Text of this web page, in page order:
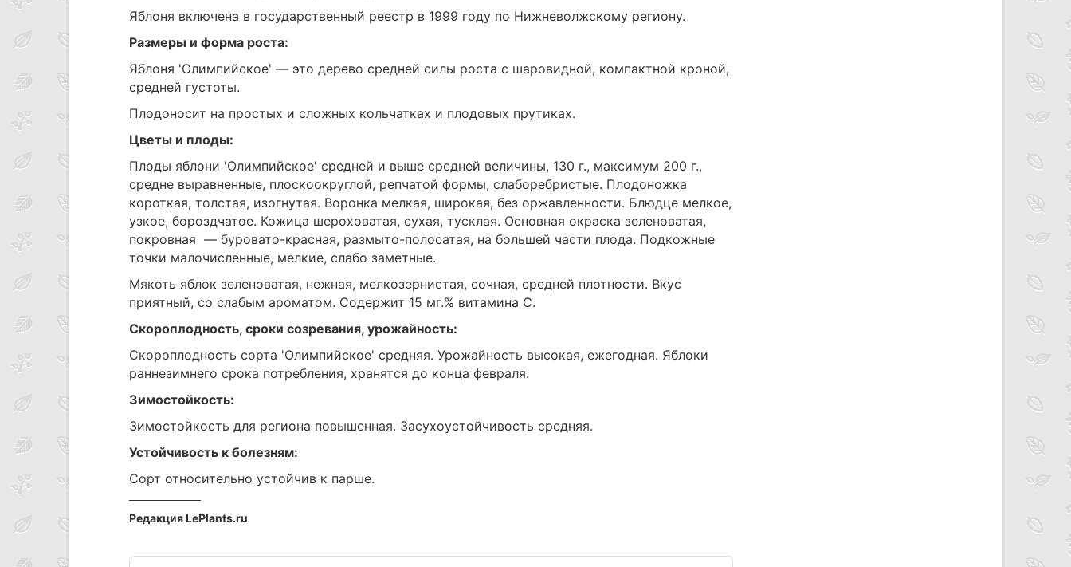
Яблоня включена в государственный реестр в 1999 году по Нижневолжскому региону.
Размеры и форма роста:
Яблоня 'Олимпийское' — это дерево средней силы роста с шаровидной, компактной кроной,
средней густоты.
Плодоносит на простых и сложных кольчатках и плодовых прутиках.
Цветы и плоды:
Плоды яблони 'Олимпийское' средней и выше средней величины, 130 г., максимум 200 г.,
средне выравненные, плоскоокруглой, репчатой формы, слаборебристые. Плодоножка
короткая, толстая, изогнутая. Воронка мелкая, широкая, без оржавленности. Блюдце мелкое,
узкое, бороздчатое. Кожица шероховатая, сухая, тусклая. Основная окраска зеленоватая,
покровная — буровато-красная, размыто-полосатая, на большей части плода. Подкожные
точки малочисленные, мелкие, слабо заметные.
Мякоть яблок зеленоватая, нежная, мелкозернистая, сочная, средней плотности. Вкус
приятный, со слабым ароматом. Содержит 15 мг.% витамина С.
Скороплодность, сроки созревания, урожайность:
Скороплодность сорта 'Олимпийское' средняя. Урожайность высокая, ежегодная. Яблоки
раннезимнего срока потребления, хранятся до конца февраля.
Зимостойкость:
Зимостойкость для региона повышенная. Засухоустойчивость средняя.
Устойчивость к болезням:
Сорт относительно устойчив к парше.
Редакция LePlants.ru